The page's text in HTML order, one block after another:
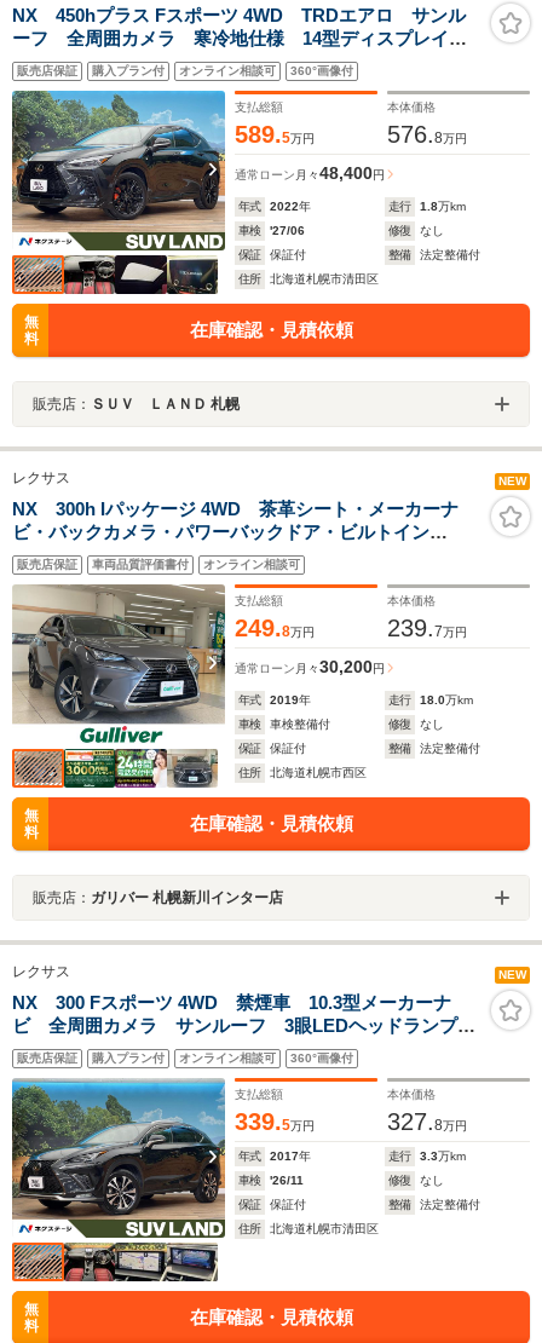
NX 450hプラス Fスポーツ 4WD TRDエアロ サンル
ーフ 全周囲カメラ 寒冷地仕様 14型ディスプレイオ
ーディオ スポーツマフラー ブラインドスポットモニ
ターデジタルインナーミラー 革シート
販売店保証 購入プラン付 オンライン相談可 360°画像付
支払総額
589.5万円
本体価格
576.8万円
通常ローン 月々48,400円
年式 2022年 走行 1.8万km
車検
'27/06 修復
なし
保証
保証付 整備
法定整備付
住所
北海道札幌市清田区
無
料
在庫確認・見積依頼
販売店： ＳＵＶ ＬＡＮＤ 札幌
レクサス NEW
NX 300h Iパッケージ 4WD 茶革シート・メーカーナ
ビ・バックカメラ・パワーバックドア・ビルトイン
ETC・前席シートヒーター・前後ドライブレコーダー・
前後コーナーセンサー・プリクラッシュ・レーンキー
プ・レーダークルーズ・冬タイヤあり
販売店保証 車両品質評価書付 オンライン相談可
支払総額
249.8万円
本体価格
239.7万円
通常ローン 月々30,200円
年式 2019年 走行 18.0万km
車検
車検整備付 修復
なし
保証
保証付 整備
法定整備付
住所
北海道札幌市西区
無
料
在庫確認・見積依頼
販売店： ガリバー 札幌新川インター店
レクサス NEW
NX 300 Fスポーツ 4WD 禁煙車 10.3型メーカーナ
ビ 全周囲カメラ サンルーフ 3眼LEDヘッドランプ
パワーバックドア ブラインドスポットモニター シー
トヒーター シートベンチレーション ステアリングヒ
ーター
販売店保証 購入プラン付 オンライン相談可 360°画像付
支払総額
339.5万円
本体価格
327.8万円
年式 2017年 走行 3.3万km
車検
'26/11 修復
なし
保証
保証付 整備
法定整備付
住所
北海道札幌市清田区
無
料
在庫確認・見積依頼